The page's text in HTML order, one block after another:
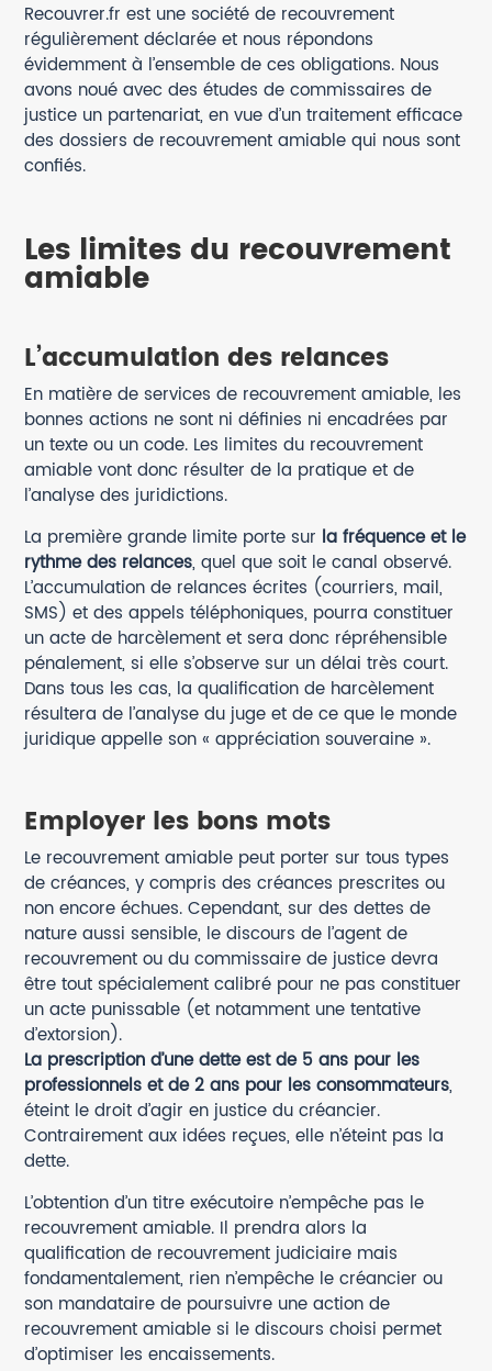
Recouvrer.fr est une société de recouvrement
régulièrement déclarée et nous répondons
évidemment à l’ensemble de ces obligations. Nous
avons noué avec des études de commissaires de
justice un partenariat, en vue d’un traitement efficace
des dossiers de recouvrement amiable qui nous sont
confiés.
Les limites du recouvrement
amiable
L’accumulation des relances
En matière de services de recouvrement amiable, les
bonnes actions ne sont ni définies ni encadrées par
un texte ou un code. Les limites du recouvrement
amiable vont donc résulter de la pratique et de
l’analyse des juridictions.
La première grande limite porte sur la fréquence et le
rythme des relances, quel que soit le canal observé.
L’accumulation de relances écrites (courriers, mail,
SMS) et des appels téléphoniques, pourra constituer
un acte de harcèlement et sera donc répréhensible
pénalement, si elle s’observe sur un délai très court.
Dans tous les cas, la qualification de harcèlement
résultera de l’analyse du juge et de ce que le monde
juridique appelle son « appréciation souveraine ».
Employer les bons mots
Le recouvrement amiable peut porter sur tous types
de créances, y compris des créances prescrites ou
non encore échues. Cependant, sur des dettes de
nature aussi sensible, le discours de l’agent de
recouvrement ou du commissaire de justice devra
être tout spécialement calibré pour ne pas constituer
un acte punissable (et notamment une tentative
d’extorsion).
La prescription d’une dette est de 5 ans pour les
professionnels et de 2 ans pour les consommateurs,
éteint le droit d’agir en justice du créancier.
Contrairement aux idées reçues, elle n’éteint pas la
dette.
L’obtention d’un titre exécutoire n’empêche pas le
recouvrement amiable. Il prendra alors la
qualification de recouvrement judiciaire mais
fondamentalement, rien n’empêche le créancier ou
son mandataire de poursuivre une action de
recouvrement amiable si le discours choisi permet
d’optimiser les encaissements.